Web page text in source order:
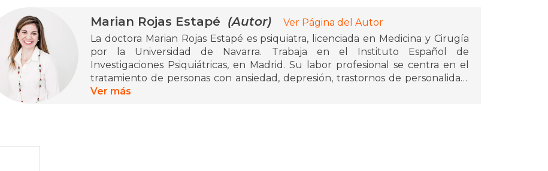
Marian Rojas Estapé (Autor)
Ver Página del Autor
La doctora Marian Rojas Estapé es psiquiatra, licenciada en Medicina y Cirugía
por la Universidad de Navarra. Trabaja en el Instituto Español de
Investigaciones Psiquiátricas, en Madrid. Su labor profesional se centra en el
tratamiento de personas con ansiedad, depresión, trastornos de personalidad,
trastornos de conducta y en terapias familiares. Es profesora invitada de la
Ver más